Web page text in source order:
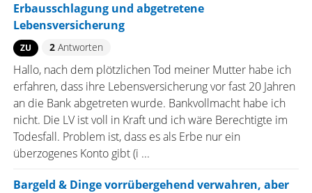
Erbausschlagung und abgetretene
Lebensversicherung
ZU 2Antworten
Hallo, nach dem plötzlichen Tod meiner Mutter habe ich
erfahren, dass ihre Lebensversicherung vor fast 20 Jahren
an die Bank abgetreten wurde. Bankvollmacht habe ich
nicht. Die LV ist voll in Kraft und ich wäre Berechtigte im
Todesfall. Problem ist, dass es als Erbe nur ein
überzogenes Konto gibt (i ...
Bargeld & Dinge vorrübergehend verwahren, aber